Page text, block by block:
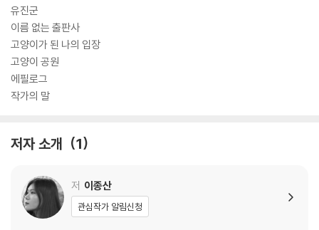
유진군
이름 없는 출판사
고양이가 된 나의 입장
고양이 공원
에필로그
작가의 말
저자 소개 1
저 이종산
관심작가 알림신청